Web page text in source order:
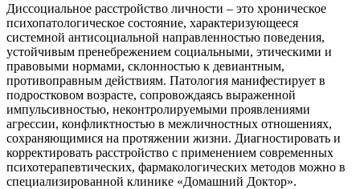
Диссоциальное расстройство личности – это хроническое
психопатологическое состояние, характеризующееся
системной антисоциальной направленностью поведения,
устойчивым пренебрежением социальными, этическими и
правовыми нормами, склонностью к девиантным,
противоправным действиям. Патология манифестирует в
подростковом возрасте, сопровождаясь выраженной
импульсивностью, неконтролируемыми проявлениями
агрессии, конфликтностью в межличностных отношениях,
сохраняющимися на протяжении жизни. Диагностировать и
корректировать расстройство с применением современных
психотерапевтических, фармакологических методов можно в
специализированной клинике «Домашний Доктор».